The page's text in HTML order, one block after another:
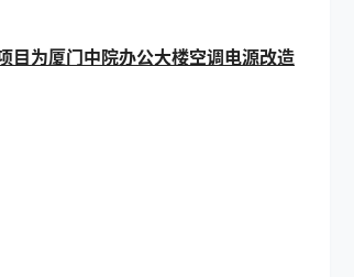
目为厦门中院办公大楼空调电源改造